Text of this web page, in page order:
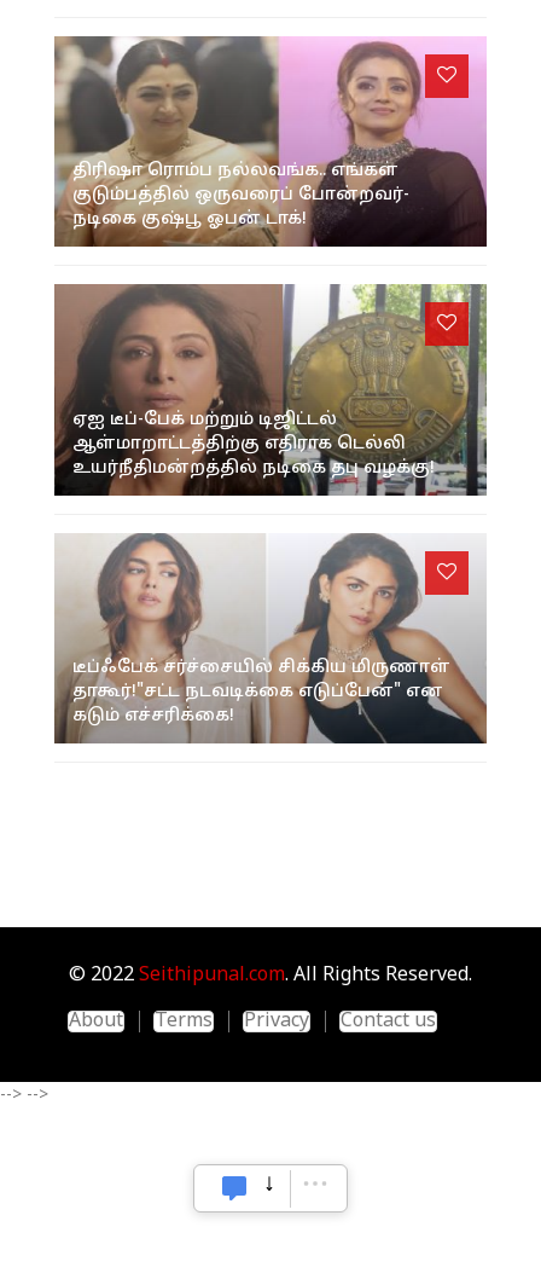
திரிஷா ரொம்ப நல்லவங்க.. எங்கள்
குடும்பத்தில் ஒருவரைப் போன்றவர்-
நடிகை குஷ்பூ ஓபன் டாக்!
ஏஐ டீப்-பேக் மற்றும் டிஜிட்டல்
ஆள்மாறாட்டத்திற்கு எதிராக டெல்லி
உயர்நீதிமன்றத்தில் நடிகை தபு வழக்கு!
டீப்ஃபேக் சர்ச்சையில் சிக்கிய மிருணாள்
தாகூர்!"சட்ட நடவடிக்கை எடுப்பேன்" என
கடும் எச்சரிக்கை!
© 2022 Seithipunal.com. All Rights Reserved.
About
Terms Privacy Contact us
--> -->